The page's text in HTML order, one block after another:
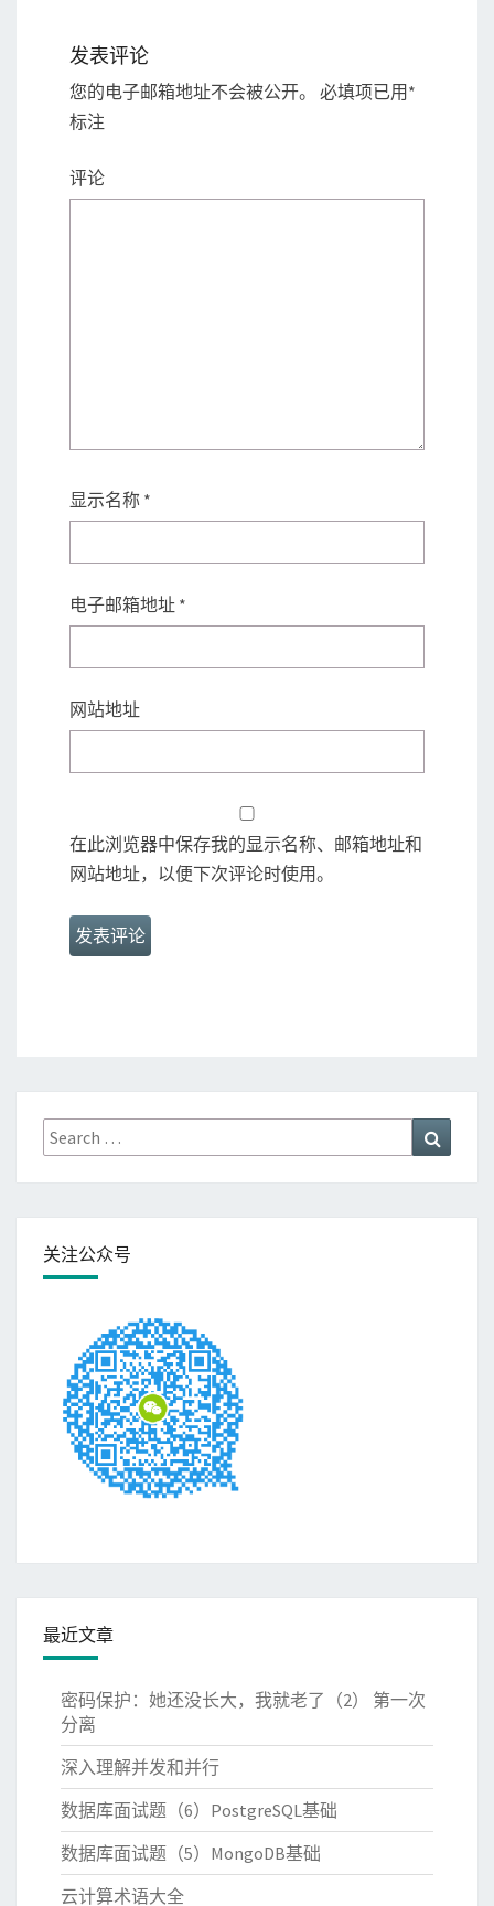
发表评论
您的电子邮箱地址不会被公开。 必填项已用*
标注
评论
显示名称 *
电子邮箱地址 *
网站地址
在此浏览器中保存我的显示名称、邮箱地址和
网站地址，以便下次评论时使用。
Search
for:
关注公众号
最近文章
密码保护：她还没长大，我就老了（2） 第一次
分离
深入理解并发和并行
数据库面试题（6）PostgreSQL基础
数据库面试题（5）MongoDB基础
云计算术语大全